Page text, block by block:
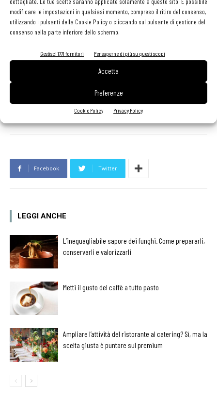
modificare le impostazioni in qualsiasi momento, compreso il ritiro del consenso,
utilizzando i pulsanti della Cookie Policy o cliccando sul pulsante di gestione del
consenso nella parte inferiore dello schermo.
Gestisci 1771 fornitori Per saperne di più su questi scopi
Accetta
Preferenze
Cookie Policy Privacy Policy
Pastificio Garofalo, ha istituitotre borse di studio per l’anno
accademico 2020-2021(vedi l'articolo con i particolari).
Facebook Twitter
LEGGI ANCHE
L’ineguagliabile sapore dei funghi. Come prepararli,
conservarli e valorizzarli
Metti il gusto del caffè a tutto pasto
Ampliare l’attività del ristorante al catering? Sì, ma la
scelta giusta è puntare sul premium